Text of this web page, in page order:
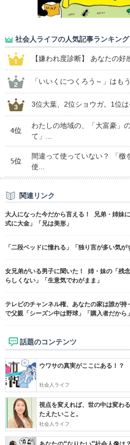
社会人ライフの人気記事ランキング
【嫌われ度診断】 あなたの好
「いいくにつくろう～」は
3位大葉、2位ショウガ。1位
4位
わたしの地域の、「大富豪」
て」...
5位
間違って使っていない？ 「檄
使...
関連リンク
大人になった今だから言える！ 兄弟・姉妹
式に大金」「兄は美形」
「二段ベッドに憧れる」「独り言が多い気
女兄弟がいる男子に聞いた！ 姉・妹の「残
らしくない」「生意気でわがまま」
テレビのチャンネル権、あなたの家は誰が
で父親「シーズン中は野球」「購入者だから」
話題のコンテンツ
ウワサの真実がここにある！？
社会人ライフ
視点を変えれば、世の中は変わ
たえたいこと。
社会人ライフ